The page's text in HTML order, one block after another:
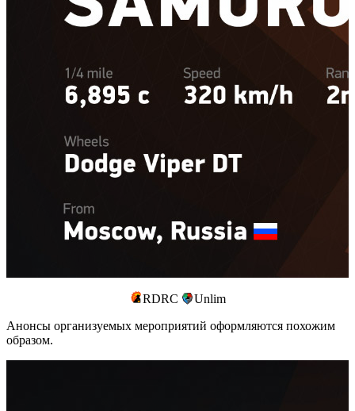
RDRC
Unlim
Анонсы организуемых мероприятий оформляются похожим
образом.